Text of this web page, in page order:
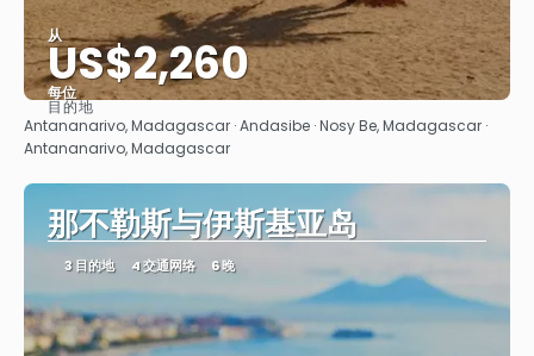
从
US$2,260
每位
看到
目的地
Antananarivo, Madagascar · Andasibe · Nosy Be, Madagascar ·
Antananarivo, Madagascar
那不勒斯与伊斯基亚岛
3 目的地 4 交通网络 6 晚